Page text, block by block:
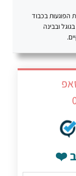
הפוגעות בכבוד
ובבינה
❤️